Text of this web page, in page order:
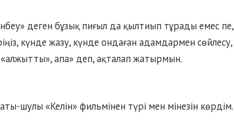
деген бұзық пиғыл да қылтиып тұрады емес пе,
күнде жазу, күнде ондаған адамдармен сөйлесу,
«алжытты», апа» деп, ақталап жатырмын.
шулы «Келін» фильмінен түрі мен мінезін көрдім.